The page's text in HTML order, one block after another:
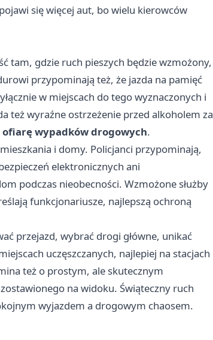
się więcej aut, bo wielu kierowców
tam, gdzie ruch pieszych będzie wzmożony,
przypominają też, że jazda na pamięć
w miejscach do tego wyznaczonych i
też wyraźne ostrzeżenie przed alkoholem za
ofiarę wypadków drogowych.
i domy. Policjanci przypominają,
elektronicznych ani
podczas nieobecności. Wzmożone służby
funkcjonariusze, najlepszą ochroną
przejazd, wybrać drogi główne, unikać
uczęszczanych, najlepiej na stacjach
też o prostym, ale skutecznym
na widoku. Świąteczny ruch
wyjazdem a drogowym chaosem.